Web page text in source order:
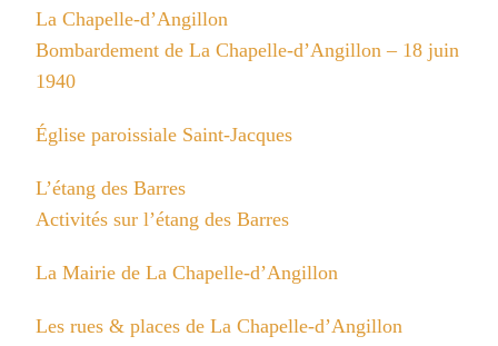
La Chapelle-d’Angillon
Bombardement de La Chapelle-d’Angillon – 18 juin
1940
Église paroissiale Saint-Jacques
L’étang des Barres
Activités sur l’étang des Barres
La Mairie de La Chapelle-d’Angillon
Les rues & places de La Chapelle-d’Angillon